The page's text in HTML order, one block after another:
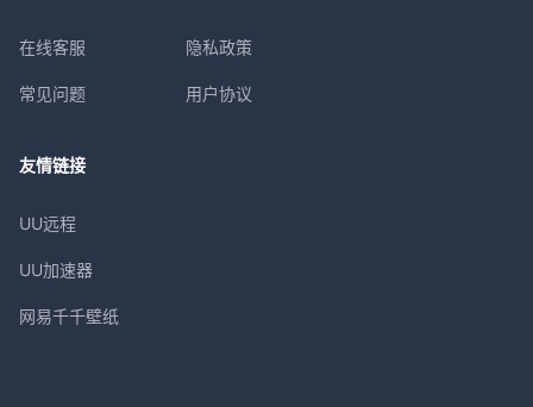
在线客服
常见问题
隐私政策
用户协议
友情链接
UU远程
UU加速器
网易千千壁纸